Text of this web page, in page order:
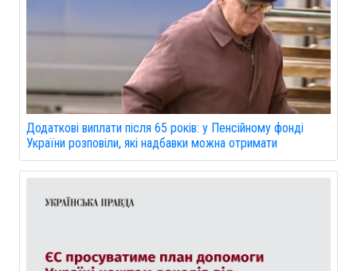
Додаткові виплати після 65 років: у Пенсійному фонді
України розповіли, які надбавки можна отримати